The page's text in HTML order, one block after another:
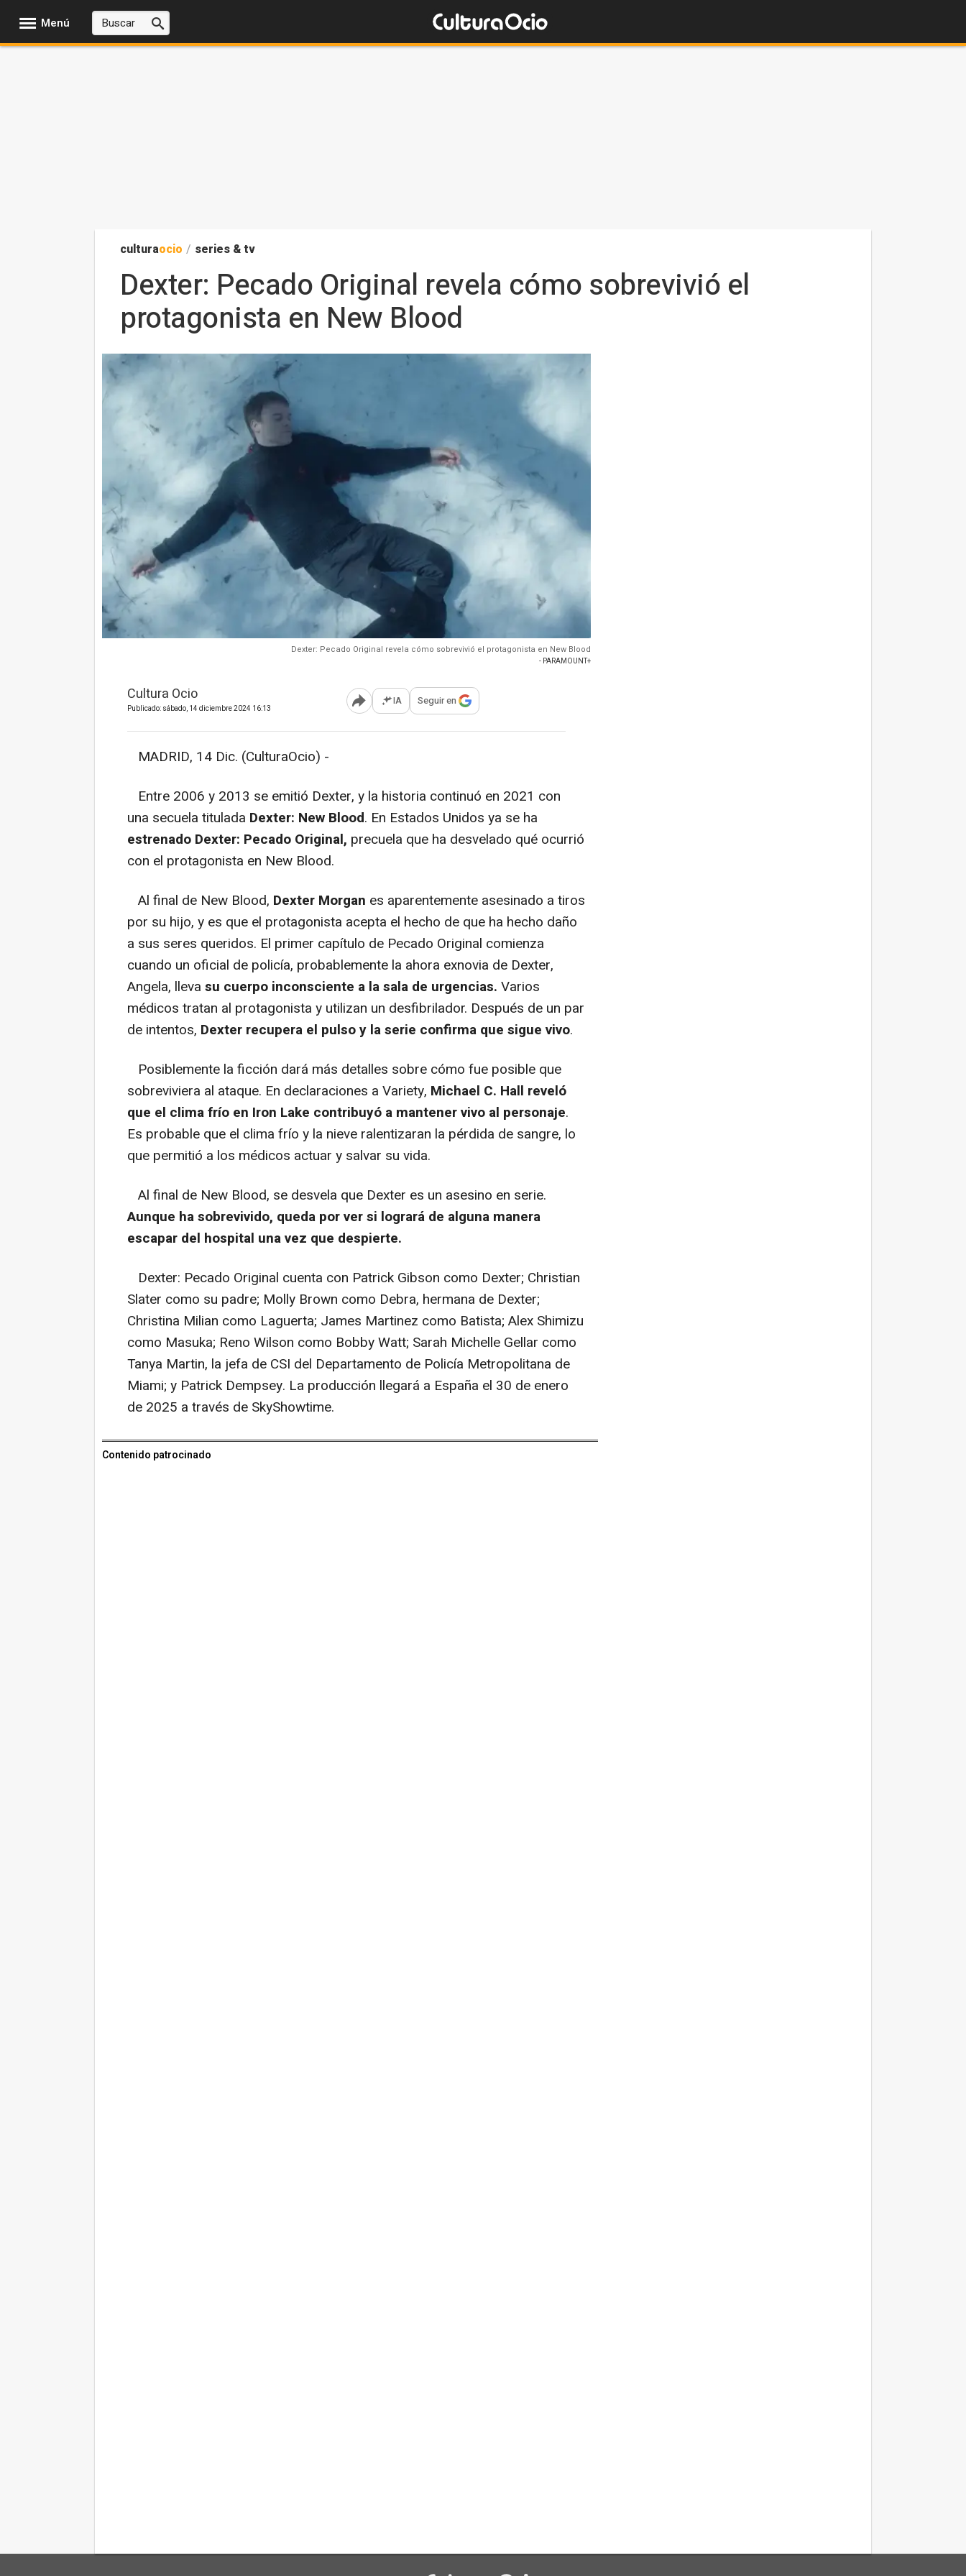
Menú
culturaocio / series & tv
Dexter: Pecado Original revela cómo sobrevivió el
protagonista en New Blood
Dexter: Pecado Original revela cómo sobrevivió el protagonista en New Blood
- PARAMOUNT+
Cultura Ocio
Publicado: sábado, 14 diciembre 2024 16:13 Abrir opciones para compartir
IA Seguir en
MADRID, 14 Dic. (CulturaOcio) -
Entre 2006 y 2013 se emitió Dexter, y la historia continuó en 2021 con
una secuela titulada Dexter: New Blood. En Estados Unidos ya se ha
estrenado Dexter: Pecado Original, precuela que ha desvelado qué ocurrió
con el protagonista en New Blood.
Al final de New Blood, Dexter Morgan es aparentemente asesinado a tiros
por su hijo, y es que el protagonista acepta el hecho de que ha hecho daño
a sus seres queridos. El primer capítulo de Pecado Original comienza
cuando un oficial de policía, probablemente la ahora exnovia de Dexter,
Angela, lleva su cuerpo inconsciente a la sala de urgencias. Varios
médicos tratan al protagonista y utilizan un desfibrilador. Después de un par
de intentos, Dexter recupera el pulso y la serie confirma que sigue vivo.
Posiblemente la ficción dará más detalles sobre cómo fue posible que
sobreviviera al ataque. En declaraciones a Variety, Michael C. Hall reveló
que el clima frío en Iron Lake contribuyó a mantener vivo al personaje.
Es probable que el clima frío y la nieve ralentizaran la pérdida de sangre, lo
que permitió a los médicos actuar y salvar su vida.
Al final de New Blood, se desvela que Dexter es un asesino en serie.
Aunque ha sobrevivido, queda por ver si logrará de alguna manera
escapar del hospital una vez que despierte.
Dexter: Pecado Original cuenta con Patrick Gibson como Dexter; Christian
Slater como su padre; Molly Brown como Debra, hermana de Dexter;
Christina Milian como Laguerta; James Martinez como Batista; Alex Shimizu
como Masuka; Reno Wilson como Bobby Watt; Sarah Michelle Gellar como
Tanya Martin, la jefa de CSI del Departamento de Policía Metropolitana de
Miami; y Patrick Dempsey. La producción llegará a España el 30 de enero
de 2025 a través de SkyShowtime.
Contenido patrocinado